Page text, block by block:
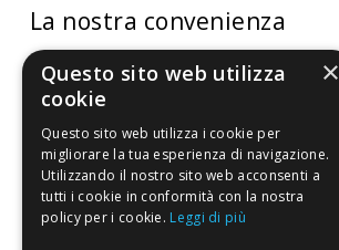
La nostra convenienza
Il risparmio che fa ambiente
Il nostro manifesto
Il blog
Perché fidarti
Vendi con noi
×
Questo sito web utilizza
cookie
Questo sito web utilizza i cookie per
migliorare la tua esperienza di navigazione.
Utilizzando il nostro sito web acconsenti a
tutti i cookie in conformità con la nostra
policy per i cookie. Leggi di più